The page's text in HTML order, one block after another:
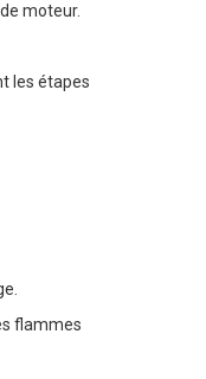
moteur.
les étapes
flammes